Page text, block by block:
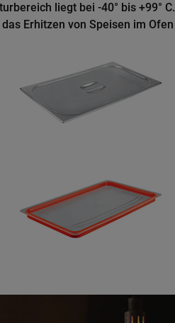
liegt bei -40° bis +99° C.
Erhitzen von Speisen im Ofen